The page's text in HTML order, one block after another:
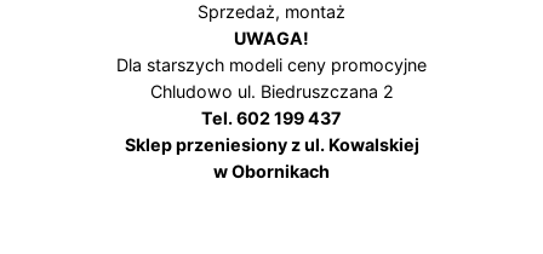
Sprzedaż, montaż
UWAGA!
Dla starszych modeli ceny promocyjne
Chludowo ul. Biedruszczana 2
Tel. 602 199 437
Sklep przeniesiony z ul. Kowalskiej
w Obornikach